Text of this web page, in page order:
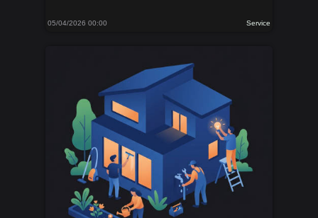
05/04/2026 00:00 Service